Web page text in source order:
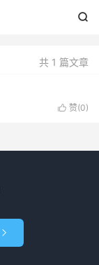

共 1 篇文章
 赞(0)
